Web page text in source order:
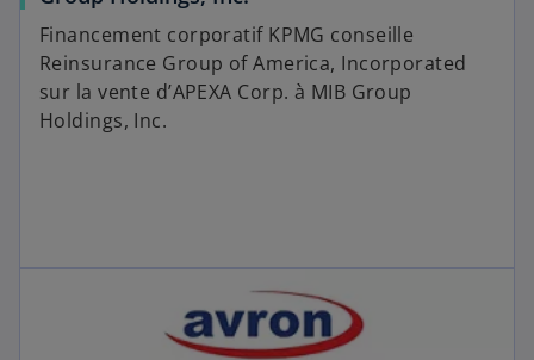
Financement corporatif KPMG conseille
Reinsurance Group of America, Incorporated
sur la vente d’APEXA Corp. à MIB Group
Holdings, Inc.